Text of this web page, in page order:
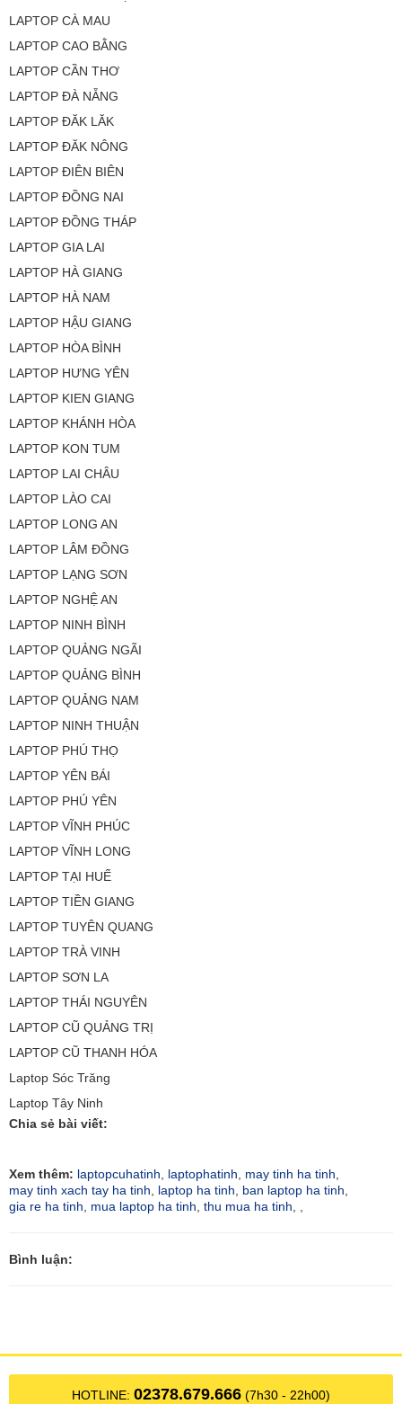
LAPTOP CÀ MAU
LAPTOP CAO BẰNG
LAPTOP CẦN THƠ
LAPTOP ĐÀ NẴNG
LAPTOP ĐĂK LĂK
LAPTOP ĐĂK NÔNG
LAPTOP ĐIÊN BIÊN
LAPTOP ĐỒNG NAI
LAPTOP ĐỒNG THÁP
LAPTOP GIA LAI
LAPTOP HÀ GIANG
LAPTOP HÀ NAM
LAPTOP HẬU GIANG
LAPTOP HÒA BÌNH
LAPTOP HƯNG YÊN
LAPTOP KIEN GIANG
LAPTOP KHÁNH HÒA
LAPTOP KON TUM
LAPTOP LAI CHÂU
LAPTOP LÀO CAI
LAPTOP LONG AN
LAPTOP LÂM ĐỒNG
LAPTOP LẠNG SƠN
LAPTOP NGHỆ AN
LAPTOP NINH BÌNH
LAPTOP QUẢNG NGÃI
LAPTOP QUẢNG BÌNH
LAPTOP QUẢNG NAM
LAPTOP NINH THUẬN
LAPTOP PHÚ THỌ
LAPTOP YÊN BÁI
LAPTOP PHÚ YÊN
LAPTOP VĨNH PHÚC
LAPTOP VĨNH LONG
LAPTOP TẠI HUẾ
LAPTOP TIỀN GIANG
LAPTOP TUYÊN QUANG
LAPTOP TRÀ VINH
LAPTOP SƠN LA
LAPTOP THÁI NGUYÊN
LAPTOP CŨ QUẢNG TRỊ
LAPTOP CŨ THANH HÓA
Laptop Sóc Trăng
Laptop Tây Ninh
Chia sẻ bài viết:
Xem thêm: laptopcuhatinh laptophatinh may tinh ha tinh
may tinh xach tay ha tinh
laptop ha tinh ban laptop ha tinh
gia re ha tinh
mua laptop ha tinh thu mua ha tinh
Bình luận:
HOTLINE: 02378.679.666 (7h30 - 22h00)